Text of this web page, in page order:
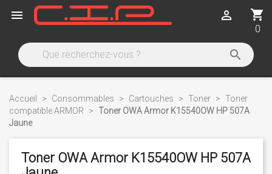
 shopping_cart
0


Accueil Consommables Cartouches Toner
Toner
compatible ARMOR
Toner OWA Armor K15540OW HP 507A
Jaune
Toner OWA Armor K15540OW HP 507A